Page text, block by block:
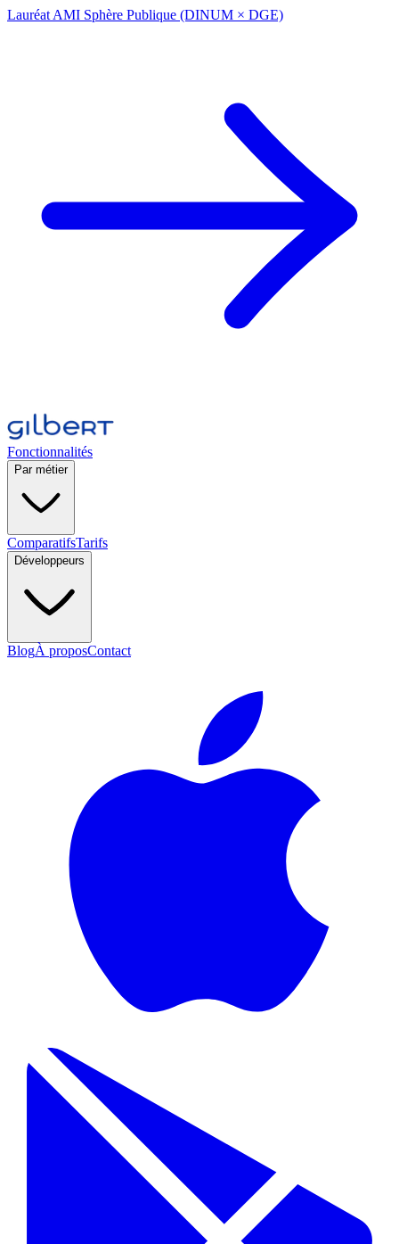
Lauréat AMI Sphère Publique (DINUM × DGE)
Fonctionnalités
Par métier
ComparatifsTarifs
Développeurs
BlogÀ proposContact